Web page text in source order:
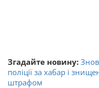
Згадайте новину:
поліції за хабар і
штрафом